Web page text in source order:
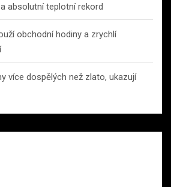
absolutní teplotní rekord
obchodní hodiny a zrychlí
více dospělých než zlato, ukazují